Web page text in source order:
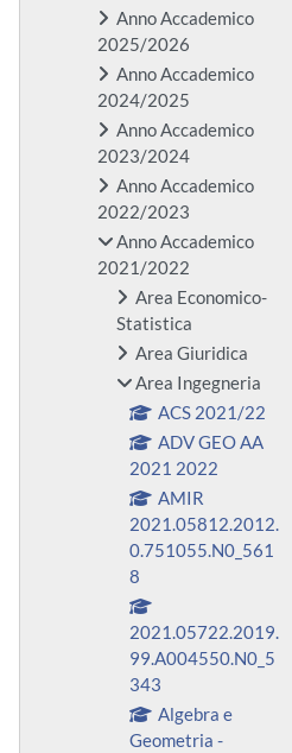
Anno Accademico
2025/2026
Anno Accademico
2024/2025
Anno Accademico
2023/2024
Anno Accademico
2022/2023
Anno Accademico
2021/2022
Area Economico-
Statistica
Area Giuridica
Area Ingegneria
ACS 2021/22
ADV GEO AA
2021 2022
AMIR
2021.05812.2012.
0.751055.N0_561
8
2021.05722.2019.
99.A004550.N0_5
343
Algebra e
Geometria -